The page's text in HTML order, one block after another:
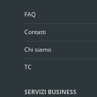
FAQ
Contatti
Chi siamo
TC
SERVIZI BUSINESS